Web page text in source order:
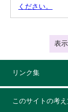
ください。
表示
リンク集
このサイトの考